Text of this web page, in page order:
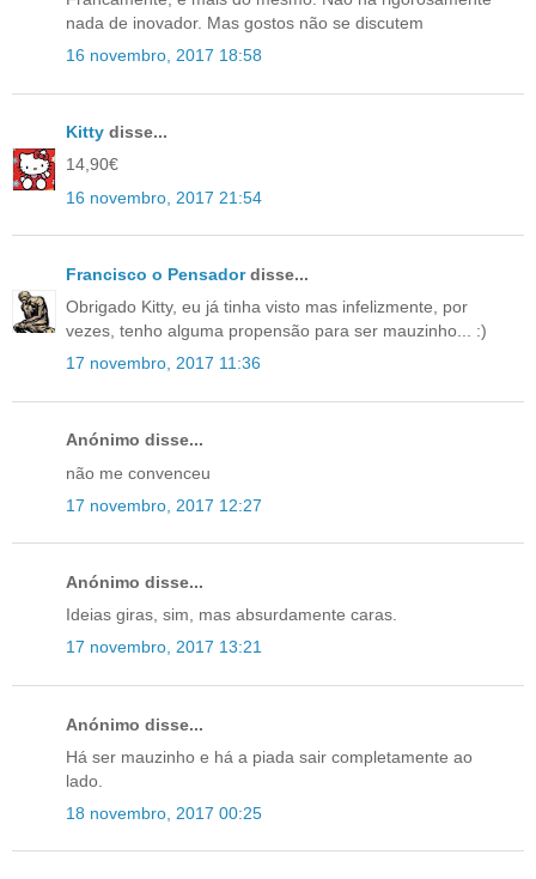
nada de inovador. Mas gostos não se discutem
16 novembro, 2017 18:58
Kitty disse...
14,90€
16 novembro, 2017 21:54
Francisco o Pensadordisse...
Obrigado Kitty, eu já tinha visto mas infelizmente, por
vezes, tenho alguma propensão para ser mauzinho... :)
17 novembro, 2017 11:36
Anónimo disse...
não me convenceu
17 novembro, 2017 12:27
Anónimo disse...
Ideias giras, sim, mas absurdamente caras.
17 novembro, 2017 13:21
Anónimo disse...
Há ser mauzinho e há a piada sair completamente ao
lado.
18 novembro, 2017 00:25